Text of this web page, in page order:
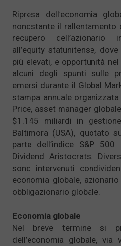
Ripresa dell’economia
nonostante il rallentamento
recupero dell’azionario
all’equity statunitense,
più elevati, e opportunità
alcuni degli spunti sulle
emersi durante il Global
stampa annuale
Price, asset manager
$1.145 miliardi in
Baltimora (USA), quotato
parte dell’indice S&P 500
Dividend Aristocrats.
sono intervenuti
economia globale,
obbligazionario globale.
Economia globale
Nel breve termine si
dell’economia globale,